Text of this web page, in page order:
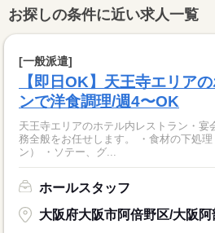
お探しの条件に近い求人一覧
[一般派遣]
【即日OK】天王寺エリア
ンで洋食調理/週4〜OK
天王寺エリアのホテル内レストラン・宴
務全般をお任せします。 ・食材の下処理（洗浄・カット・ポーショ
ン） ・ソテー、グ...
ホールスタッフ
大阪府大阪市阿倍野区/大阪阿